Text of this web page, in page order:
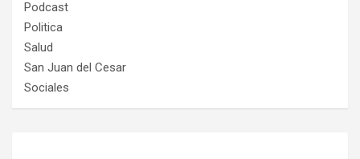
Podcast
Politica
Salud
San Juan del Cesar
Sociales